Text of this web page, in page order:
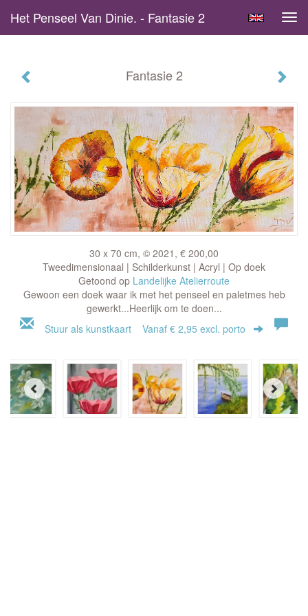
Het Penseel Van Dinie. - Fantasie 2
Fantasie 2
30 x 70 cm, © 2021, € 200,00
Tweedimensionaal | Schilderkunst | Acryl | Op doek
Getoond op Landelijke Atelierroute
Gewoon een doek waar ik met het penseel en paletmes heb
gewerkt...Heerlijk om te doen...
Stuur als kunstkaart Vanaf € 2,95 excl. porto